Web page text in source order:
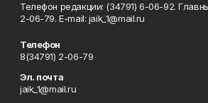
Телефон редакции: (34791) 6-06-92.
2-06-79. Е-mаil: jaik_1@mail.ru
Телефон
8(34791) 2-06-79
Эл. почта
jaik_1@mail.ru